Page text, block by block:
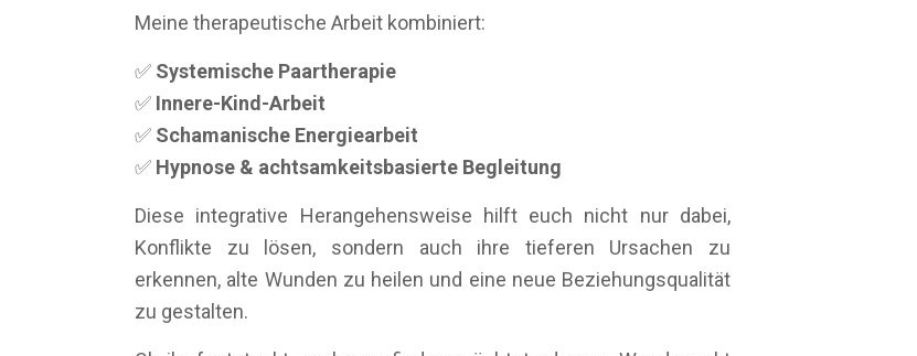
Meine therapeutische Arbeit kombiniert:
✅ Systemische Paartherapie
✅ Innere-Kind-Arbeit
✅ Schamanische Energiearbeit
✅ Hypnose & achtsamkeitsbasierte Begleitung
Diese integrative Herangehensweise hilft euch nicht nur dabei,
Konflikte zu lösen, sondern auch ihre tieferen Ursachen zu
erkennen, alte Wunden zu heilen und eine neue Beziehungsqualität
zu gestalten.